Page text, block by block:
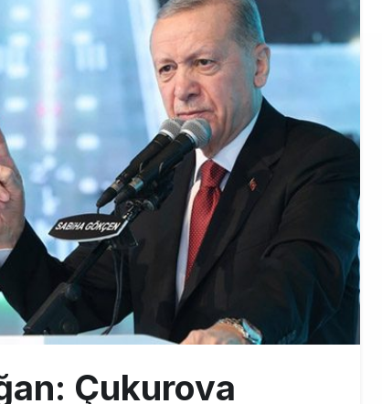
Boeing 777X için United kararı
çarpıştı, havalimanında patlayıcı drone bulundu
kademesi Ay’a çarptı
Çukurova